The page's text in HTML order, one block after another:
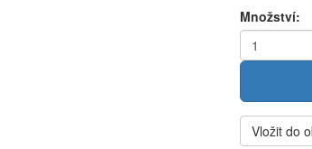
Množství:
Vložit do